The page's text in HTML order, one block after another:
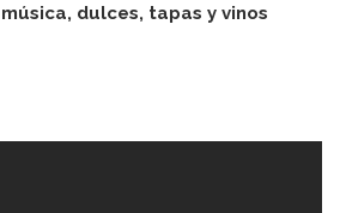
música, dulces, tapas y vinos